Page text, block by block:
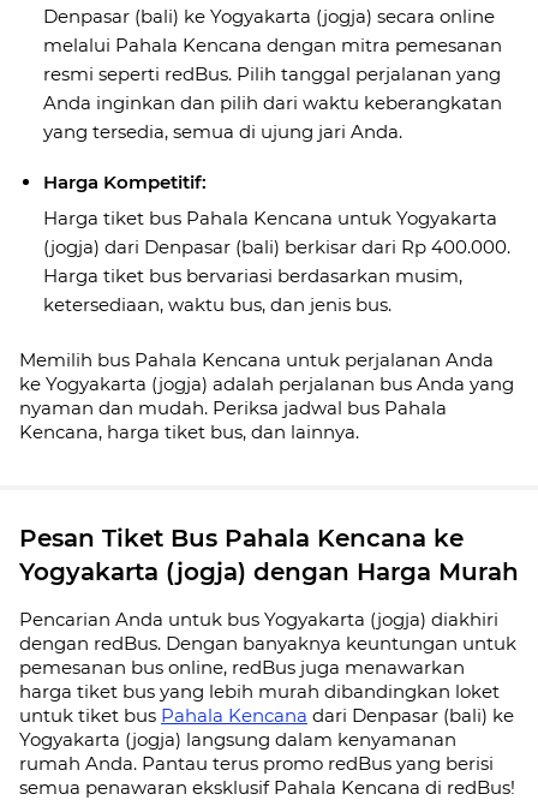
Denpasar (bali) ke Yogyakarta (jogja) secara online
melalui Pahala Kencana dengan mitra pemesanan
resmi seperti redBus. Pilih tanggal perjalanan yang
Anda inginkan dan pilih dari waktu keberangkatan
yang tersedia, semua di ujung jari Anda.
Harga Kompetitif:
Harga tiket bus Pahala Kencana untuk Yogyakarta
(jogja) dari Denpasar (bali) berkisar dari Rp 400.000.
Harga tiket bus bervariasi berdasarkan musim,
ketersediaan, waktu bus, dan jenis bus.
Memilih bus Pahala Kencana untuk perjalanan Anda
ke Yogyakarta (jogja) adalah perjalanan bus Anda yang
nyaman dan mudah. Periksa jadwal bus Pahala
Kencana, harga tiket bus, dan lainnya.
Pesan Tiket Bus Pahala Kencana ke
Yogyakarta (jogja) dengan Harga Murah
Pencarian Anda untuk bus Yogyakarta (jogja) diakhiri
dengan redBus. Dengan banyaknya keuntungan untuk
pemesanan bus online, redBus juga menawarkan
harga tiket bus yang lebih murah dibandingkan loket
untuk tiket bus Pahala Kencana dari Denpasar (bali) ke
Yogyakarta (jogja) langsung dalam kenyamanan
rumah Anda. Pantau terus promo redBus yang berisi
semua penawaran eksklusif Pahala Kencana di redBus!